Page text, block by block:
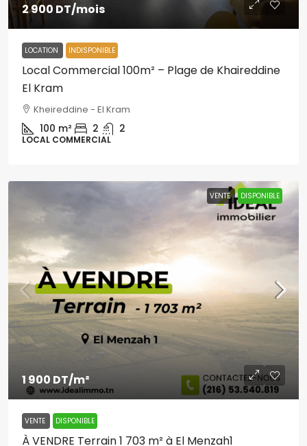
2 900 DT/mois
LOCATION INDISPONIBLE
Local Commercial 100m² – Plage de Khaireddine
El Kram
Kheireddine - El Kram
100 m² 2 2
LOCAL COMMERCIAL
VENTE DISPONIBLE
1 900 DT/m²
VENTE DISPONIBLE
À VENDRE Terrain 1 703 m² à El Menzah1